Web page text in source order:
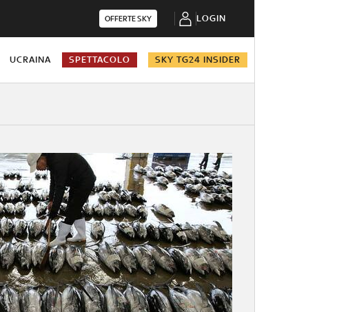
OFFERTE SKY LOGIN
UCRAINA SPETTACOLO SKY TG24 INSIDER